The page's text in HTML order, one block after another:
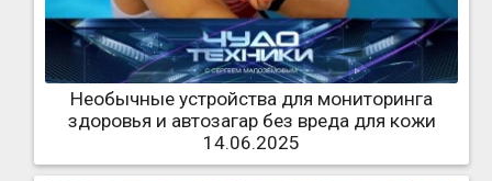
Необычные устройства для мониторинга
здоровья и автозагар без вреда для кожи
14.06.2025